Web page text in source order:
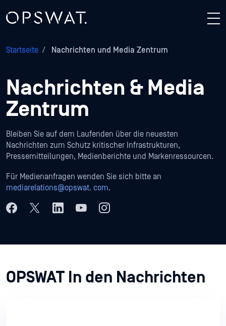
Startseite / Nachrichten und Media Zentrum
Nachrichten & Media
Zentrum
Bleiben Sie auf dem Laufenden über die neuesten
Nachrichten zum Schutz kritischer Infrastrukturen,
Pressemitteilungen, Medienberichte und Markenressourcen.
Für Medienanfragen wenden Sie sich bitte an
mediarelations@opswat. com.
OPSWAT In den Nachrichten